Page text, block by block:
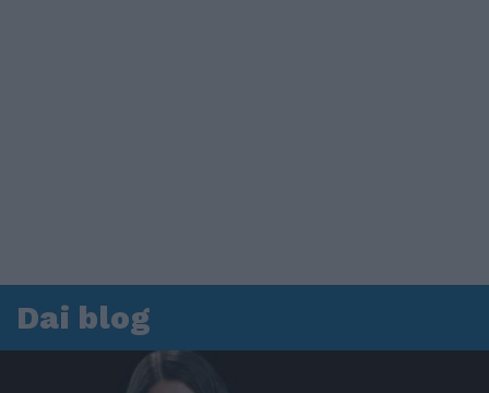
Dai blog